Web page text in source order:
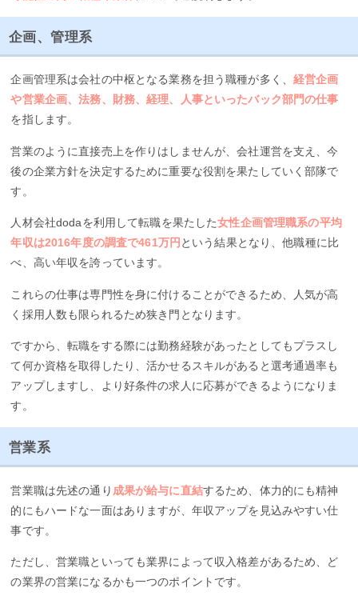
企画、管理系
企画管理系は会社の中枢となる業務を担う職種が多く、経営企画
や営業企画、法務、財務、経理、人事といったバック部門の仕事
を指します。
営業のように直接売上を作りはしませんが、会社運営を支え、今
後の企業方針を決定するために重要な役割を果たしていく部隊で
す。
人材会社dodaを利用して転職を果たした女性企画管理職系の平均
年収は2016年度の調査で461万円 という結果となり、他職種に比
べ、高い年収を誇っています。
これらの仕事は専門性を身に付けることができるため、人気が高
く採用人数も限られるため狭き門となります。
ですから、転職をする際には勤務経験があったとしてもプラスし
て何か資格を取得したり、活かせるスキルがあると選考通過率も
アップしますし、より好条件の求人に応募ができるようになりま
す。
営業系
営業職は先述の通り 成果が給与に直結するため、体力的にも精神
的にもハードな一面はありますが、年収アップを見込みやすい仕
事です。
ただし、営業職といっても業界によって収入格差があるため、ど
の業界の営業になるかも一つのポイントです。